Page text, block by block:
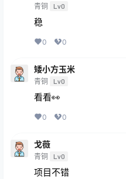
青铜 Lv0
稳
0 0
矮小方玉米
青铜 Lv0
看看👀
0 0
戈薇
青铜 Lv0
项目不错